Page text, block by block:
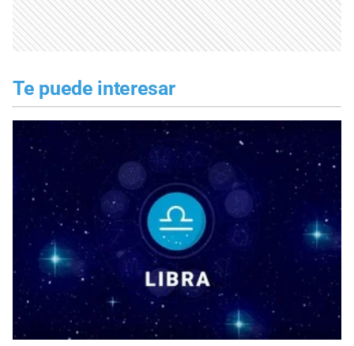
Te puede interesar